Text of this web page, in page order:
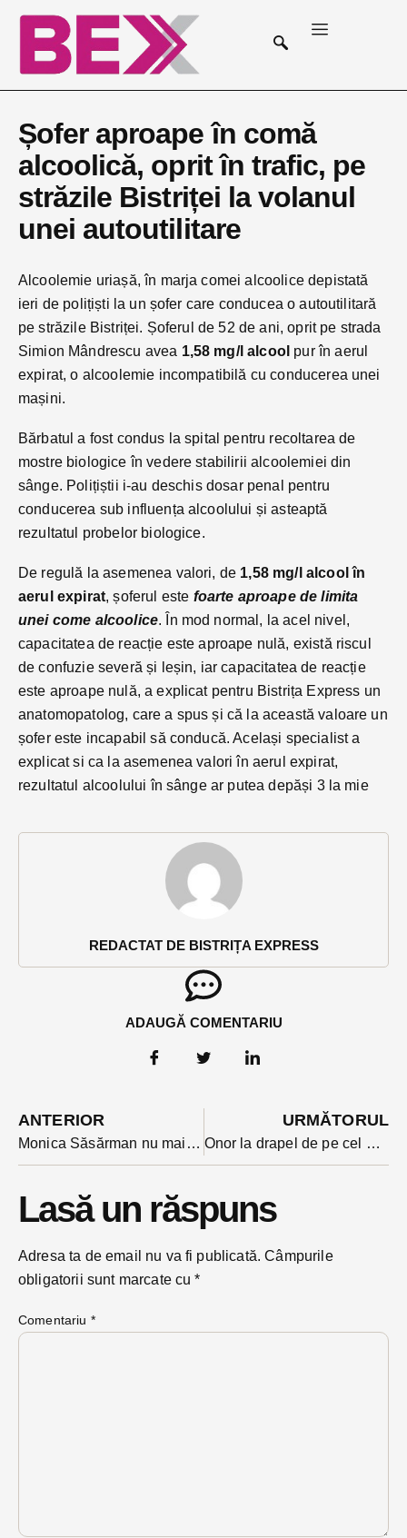
Șofer aproape în comă
alcoolică, oprit în trafic, pe
străzile Bistriței la volanul
unei autoutilitare
REDACTAT DE BISTRIȚA EXPRESS
ADAUGĂ COMENTARIU
Alcoolemie uriașă, în marja comei alcoolice depistată
ieri de polițiști la un șofer care conducea o autoutilitară
pe străzile Bistriței. Șoferul de 52 de ani, oprit pe strada
Simion Mândrescu avea 1,58 mg/l alcool pur în aerul
expirat, o alcoolemie incompatibilă cu conducerea unei
mașini.
Bărbatul a fost condus la spital pentru recoltarea de
mostre biologice în vedere stabilirii alcoolemiei din
sânge. Polițiștii i-au deschis dosar penal pentru
conducerea sub influența alcoolului și asteaptă
rezultatul probelor biologice.
De regulă la asemenea valori, de 1,58 mg/l alcool în
aerul expirat, șoferul este foarte aproape de limita
unei come alcoolice. În mod normal, la acel nivel,
capacitatea de reacție este aproape nulă, există riscul
de confuzie severă și leșin, iar capacitatea de reacție
este aproape nulă, a explicat pentru Bistrița Express un
anatomopatolog, care a spus și că la această valoare un
șofer este incapabil să conducă. Același specialist a
explicat si ca la asemenea valori în aerul expirat,
rezultatul alcoolului în sânge ar putea depăși 3 la mie
ANTERIOR
Monica Săsărman nu mai este de astăzi consilier al primului ministru. Bistrițeanca a mai rămas la Palatul Victoria și după demisia lui Ciolacu
URMĂTORUL
Onor la drapel de pe cel mai înalt vârf din județ în ziua sarbatoririi steagului național
Lasă un răspuns
Adresa ta de email nu va fi publicată. Câmpurile
obligatorii sunt marcate cu*
Comentariu *